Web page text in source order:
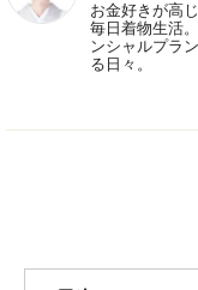
お金好きが高
毎日着物生活
ンシャルプラ
る日々。